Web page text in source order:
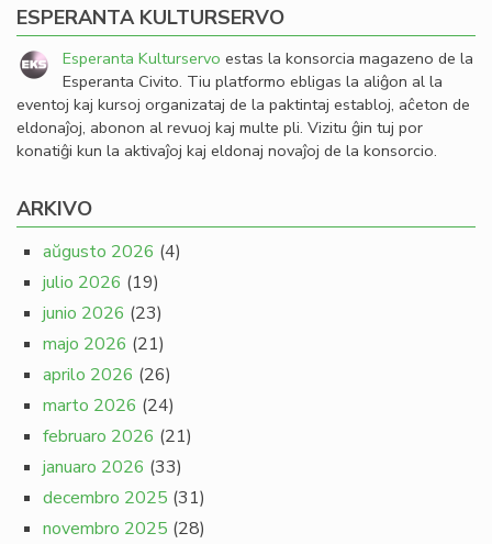
ESPERANTA KULTURSERVO
Esperanta Kulturservo estas la konsorcia magazeno de la
Esperanta Civito. Tiu platformo ebligas la aliĝon al la
eventoj kaj kursoj organizataj de la paktintaj establoj, aĉeton de
eldonaĵoj, abonon al revuoj kaj multe pli. Vizitu ĝin tuj por
konatiĝi kun la aktivaĵoj kaj eldonaj novaĵoj de la konsorcio.
ARKIVO
aŭgusto 2026 (4)
julio 2026 (19)
junio 2026 (23)
majo 2026 (21)
aprilo 2026 (26)
marto 2026 (24)
februaro 2026 (21)
januaro 2026 (33)
decembro 2025 (31)
novembro 2025 (28)